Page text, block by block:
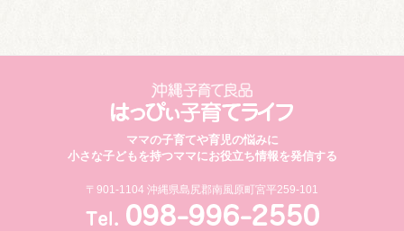
ママの子育てや育児の悩みに
小さな子どもを持つママにお役立ち情報を発信する
〒901-1104 沖縄県島尻郡南風原町宮平259-101